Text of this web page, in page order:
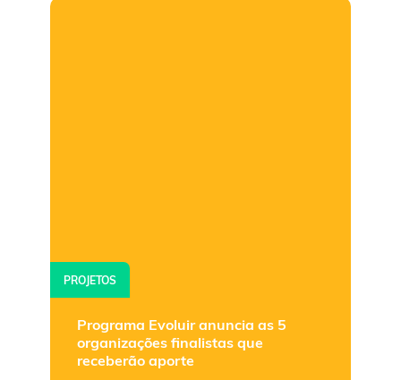
PROJETOS
Programa Evoluir anuncia as 5
organizações finalistas que
receberão aporte